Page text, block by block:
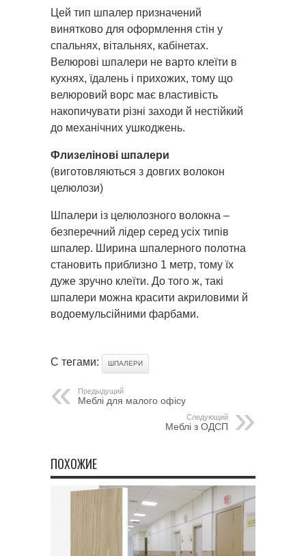
Цей тип шпалер призначений
винятково для оформлення стін у
спальнях, вітальнях, кабінетах.
Велюрові шпалери не варто клеїти в
кухнях, їдалень і прихожих, тому що
велюровий ворс має властивість
накопичувати різні заходи й нестійкий
до механічних ушкоджень.
Флизелінові шпалери
(виготовляються з довгих волокон
целюлози)
Шпалери із целюлозного волокна –
безперечний лідер серед усіх типів
шпалер. Ширина шпалерного полотна
становить приблизно 1 метр, тому їх
дуже зручно клеїти. До того ж, такі
шпалери можна красити акриловими й
водоемульсійними фарбами.
С тегами: ШПАЛЕРИ
Предыдущий
Меблі для малого офісу
Следующий
Меблі з ОДСП
ПОХОЖИЕ